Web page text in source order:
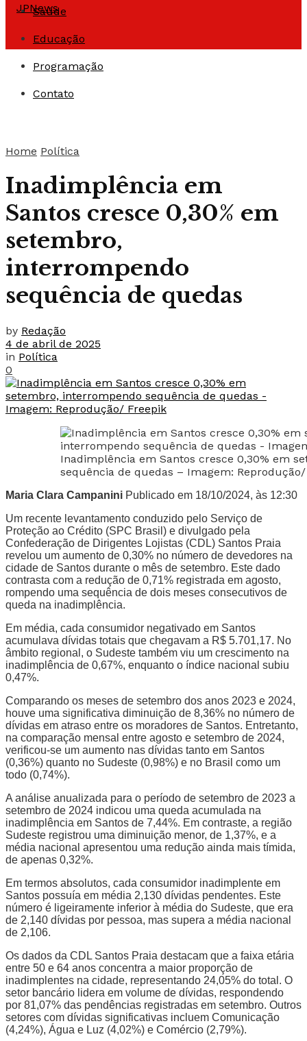
Saúde
Educação
Programação
Contato
Home Política
Inadimplência em
Santos cresce 0,30% em
setembro,
interrompendo
sequência de quedas
by Redação
4 de abril de 2025
in Política
0
Inadimplência em Santos cresce 0,30% em
sequência de quedas – Imagem:
Maria Clara Campanini Publicado em 18/10/2024, às 12:30
Um recente levantamento conduzido pelo Serviço de
Proteção ao Crédito (SPC Brasil) e divulgado pela
Confederação de Dirigentes Lojistas (CDL) Santos Praia
revelou um aumento de 0,30% no número de devedores na
cidade de Santos durante o mês de setembro. Este dado
contrasta com a redução de 0,71% registrada em agosto,
rompendo uma sequência de dois meses consecutivos de
queda na inadimplência.
Em média, cada consumidor negativado em Santos
acumulava dívidas totais que chegavam a R$ 5.701,17. No
âmbito regional, o Sudeste também viu um crescimento na
inadimplência de 0,67%, enquanto o índice nacional subiu
0,47%.
Comparando os meses de setembro dos anos 2023 e 2024,
houve uma significativa diminuição de 8,36% no número de
dívidas em atraso entre os moradores de Santos. Entretanto,
na comparação mensal entre agosto e setembro de 2024,
verificou-se um aumento nas dívidas tanto em Santos
(0,36%) quanto no Sudeste (0,98%) e no Brasil como um
todo (0,74%).
A análise anualizada para o período de setembro de 2023 a
setembro de 2024 indicou uma queda acumulada na
inadimplência em Santos de 7,44%. Em contraste, a região
Sudeste registrou uma diminuição menor, de 1,37%, e a
média nacional apresentou uma redução ainda mais tímida,
de apenas 0,32%.
Em termos absolutos, cada consumidor inadimplente em
Santos possuía em média 2,130 dívidas pendentes. Este
número é ligeiramente inferior à média do Sudeste, que era
de 2,140 dívidas por pessoa, mas supera a média nacional
de 2,106.
Os dados da CDL Santos Praia destacam que a faixa etária
entre 50 e 64 anos concentra a maior proporção de
inadimplentes na cidade, representando 24,05% do total. O
setor bancário lidera em volume de dívidas, respondendo
por 81,07% das pendências registradas em setembro. Outros
setores com dívidas significativas incluem Comunicação
(4,24%), Água e Luz (4,02%) e Comércio (2,79%).